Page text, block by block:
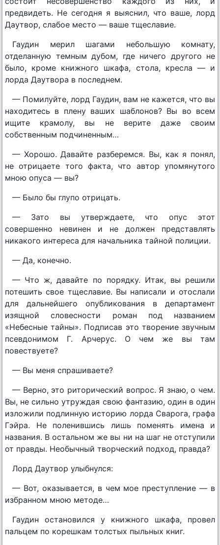
предвидеть. Не сегодня я выяснил, что ваше, лорд
Даутвор, слабое место — ваше тщеславие.
Гаудин мерил шагами небольшую комнату,
отделанную темным дубом, где ничего другого не
было, кроме книжного шкафа, стола, кресла — и
лорда Даутвора в последнем.
— Помилуйте, лорд Гаудин, вам не кажется, что вы
находитесь в плену ваших шаблонов? Вы во всем
ищите крамолу, вы не верите даже своим
собственным подчиненным…
— Хорошо. Давайте разберемся. Вы, как я понял,
не отрицаете того факта, что автор упомянутого
мною опуса — вы?
— Было бы глупо отрицать.
— Зато вы утверждаете, что опус этот
совершенно невинен и не должен представлять
никакого интереса для начальника тайной полиции.
— Да, конечно.
— Что ж, давайте по порядку. Итак, вы решили
потешить свое тщеславие. Вы написали и отослали
для дальнейшего опубликования в департамент
изящной словесности роман под названием
«Небесные тайны». Подписав это творение звучным
псевдонимом Г. Арчерус. О чем же вы там
повествуете?
— Вы меня спрашиваете?
— Верно, это риторический вопрос. Я знаю, о чем.
Вы, не сильно утруждая свою фантазию, один в один
изложили подлинную историю лорда Сварога, графа
Гэйра. Не поленившись лишь поменять имена и
названия. В остальном же вы ни на шаг не отступили
от правды. Необычный творческий подход, правда?
Лорд Даутвор улыбнулся:
— Вот, оказывается, в чем мое преступление — в
избранном мною методе…
Гаудин остановился у книжного шкафа, провел
пальцем по корешкам толстых пыльных книг.